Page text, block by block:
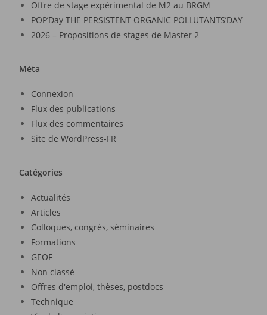
Offre de stage expérimental de M2 au BRGM
POP’Day THE PERSISTENT ORGANIC POLLUTANTS’DAY
2026 – Propositions de stages de Master 2
Méta
Connexion
Flux des publications
Flux des commentaires
Site de WordPress-FR
Catégories
Actualités
Articles
Colloques, congrès, séminaires
Formations
GEOF
Non classé
Offres d'emploi, thèses, postdocs
Technique